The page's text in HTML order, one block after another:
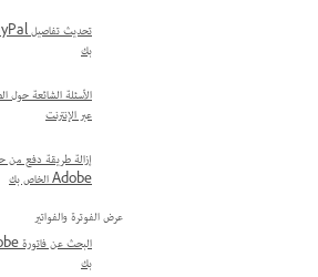
بك
الأسئلة الشائعة حول
عبر الإنترنت
إزالة طريقة دفع
Adobe الخاص بك
عرض الفوترة والفواتير
بك